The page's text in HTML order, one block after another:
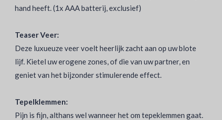
hand heeft. (1x AAA batterij, exclusief)
Teaser Veer:
Deze luxueuze veer voelt heerlijk zacht aan op uw blote
lijf. Kietel uw erogene zones, of die van uw partner, en
geniet van het bijzonder stimulerende effect.
Tepelklemmen:
Pijn is fijn, althans wel wanneer het om tepeklemmen gaat.